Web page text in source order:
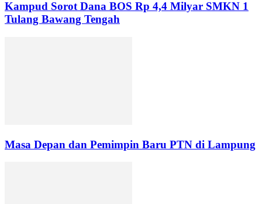
Kampud Sorot Dana BOS Rp 4,4 Milyar SMKN 1
Tulang Bawang Tengah
Masa Depan dan Pemimpin Baru PTN di Lampung